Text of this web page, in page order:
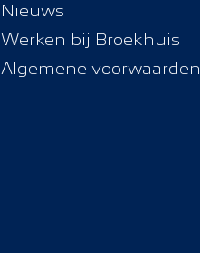
Nieuws
Werken bij Broekhuis
Algemene voorwaarden